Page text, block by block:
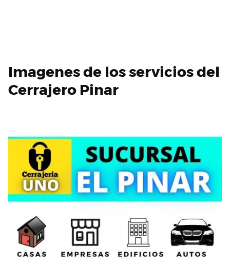
Imagenes de los servicios del
Cerrajero Pinar